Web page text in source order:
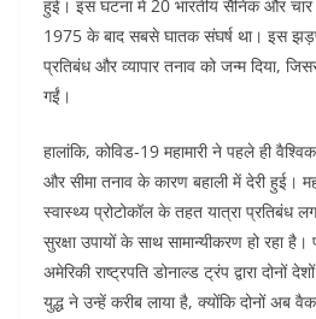
हुई। इस घटना में 20 भारतीय सैनिक और चार
1975 के बाद सबसे घातक संघर्ष था। इस
प्रतिबंध और व्यापार तनाव को जन्म दिया,
गईं।
हालांकि, कोविड-19 महामारी ने पहले ही
और सीमा तनाव के कारण बहाली में देरी हुई।
स्वास्थ्य प्रोटोकॉल के तहत यात्रा प्रतिबंध
सुरक्षा उपायों के साथ सामान्यीकरण हो रहा है।
अमेरिकी राष्ट्रपति डोनाल्ड ट्रंप द्वारा दोनों
युद्ध ने उन्हें करीब लाया है, क्योंकि दोनों अब